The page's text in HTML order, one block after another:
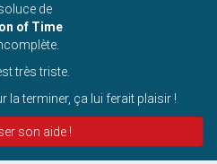
soluce de
of Time
très triste.
la terminer, ça lui ferait plaisir !
son aide !